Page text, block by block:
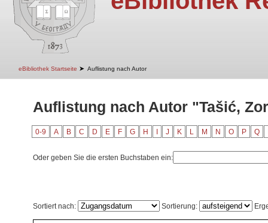
eBibliothek Startseite ➤ Auflistung nach Autor
Auflistung nach Autor "Tašić,
0-9 A B C D E F G H J K L M N O P Q
Oder geben Sie die ersten Buchstaben ein:
Sortiert nach: Sortierung: